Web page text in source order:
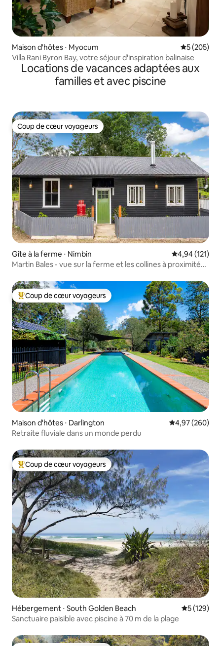
Maison d'hôtes ⋅ Myocum Évaluation
5 (205)
Villa Rani Byron Bay, votre séjour d'inspiration balinaise
Locations de vacances adaptées aux
familles et avec piscine
Coup de cœur voyageurs
Coup de cœur voyageurs
Gîte à la ferme ⋅ Nimbin Évaluation
4,94 (121)
Martin Bales - vue sur la ferme et les collines à proximité
Coups de cœur voyageurs les plus appréciés
Coup de cœur voyageurs
Maison d'hôtes ⋅ Darlington Évaluation
4,97 (260)
Retraite fluviale dans un monde perdu
Coups de cœur voyageurs les plus appréciés
Coup de cœur voyageurs
Hébergement ⋅ South Golden Beach Évaluation
5 (129)
Sanctuaire paisible avec piscine à 70 m de la plage